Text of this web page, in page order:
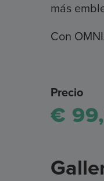
más
Con
Precio
€